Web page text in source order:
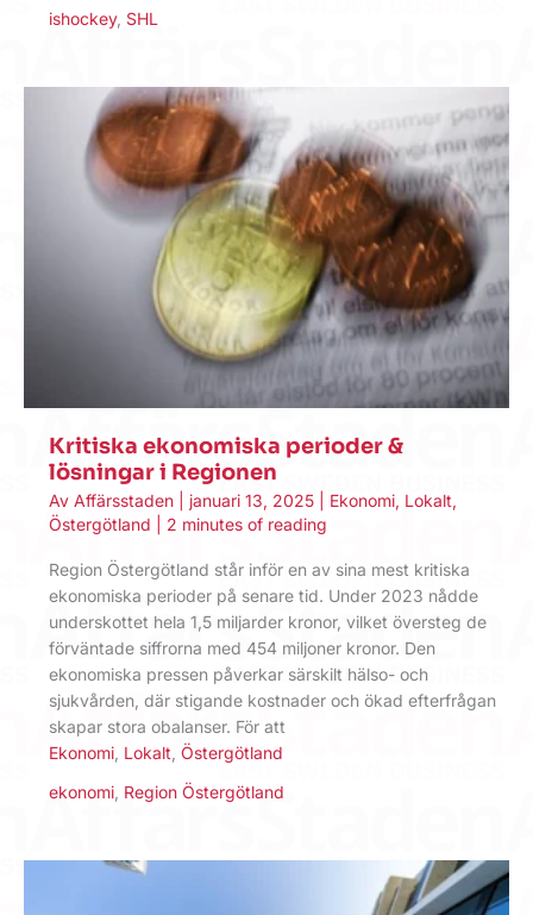
ishockey, SHL
Kritiska ekonomiska perioder &
lösningar i Regionen
Av Affärsstaden januari 13, 2025 Ekonomi, Lokalt,
Östergötland
2 minutes of reading
Region Östergötland står inför en av sina mest kritiska
ekonomiska perioder på senare tid. Under 2023 nådde
underskottet hela 1,5 miljarder kronor, vilket översteg de
förväntade siffrorna med 454 miljoner kronor. Den
ekonomiska pressen påverkar särskilt hälso- och
sjukvården, där stigande kostnader och ökad efterfrågan
skapar stora obalanser. För att
Ekonomi Lokalt Östergötland
ekonomi Region Östergötland